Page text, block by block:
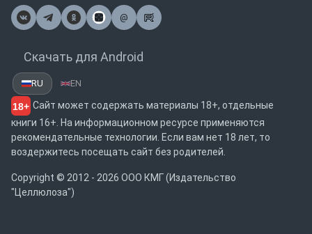
@
Почта
Скачать для Android
RU EN
18+ Сайт может содержать материалы 18+, отдельные
книги 16+. На информационном ресурсе применяются
рекомендательные технологии. Если вам нет 18 лет, то
воздержитесь посещать сайт без родителей.
Copyright © 2012 - 2026 ООО КМГ (Издательство
"Целлюлоза")